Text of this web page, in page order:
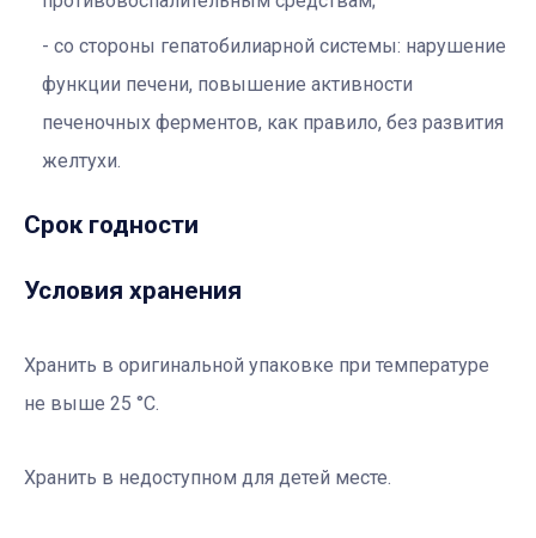
со стороны гепатобилиарной системы: нарушение
функции печени, повышение активности
печеночных ферментов, как правило, без развития
желтухи.
Срок годности
Условия хранения
Хранить в оригинальной упаковке при температуре
не выше 25 °С.
Хранить в недоступном для детей месте.